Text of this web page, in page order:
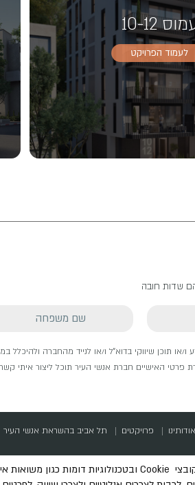
10-12
לעמוד הפרויקט
שדות חובה
או תוכן שיווקי בדוא"ל ו/או לנייד מהחברה ולהיכלל
האישיים חברת אנשי העיר תוכל ליצור איתי קשר
אודותינו פרויקטים תל אביב בהשראת אנשי העיר